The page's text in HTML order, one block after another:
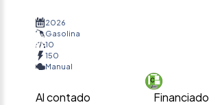
2026
Gasolina
10
150
Manual
Al contado
Financiado